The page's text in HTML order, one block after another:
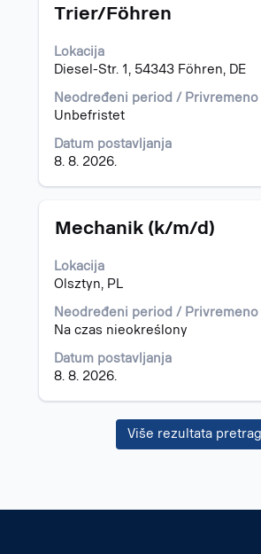
Trier/Föhren
Lokacija
Diesel-Str. 1, 54343 Föhren, DE
Neodređeni period / Privremeno
Unbefristet
Datum postavljanja
8. 8. 2026.
razmaknicom
biste
prikazali
celokupan
sadržaj
o
poslu.
Naslov
Mechanik (k/m/d)
Lokacija
Olsztyn, PL
Neodređeni period / Privremeno
Na czas nieokreślony
Datum postavljanja
8. 8. 2026.
Izaberite
razmaknicom
da
prikazali
celokupan
informacija
o
poslu.
Više rezultata